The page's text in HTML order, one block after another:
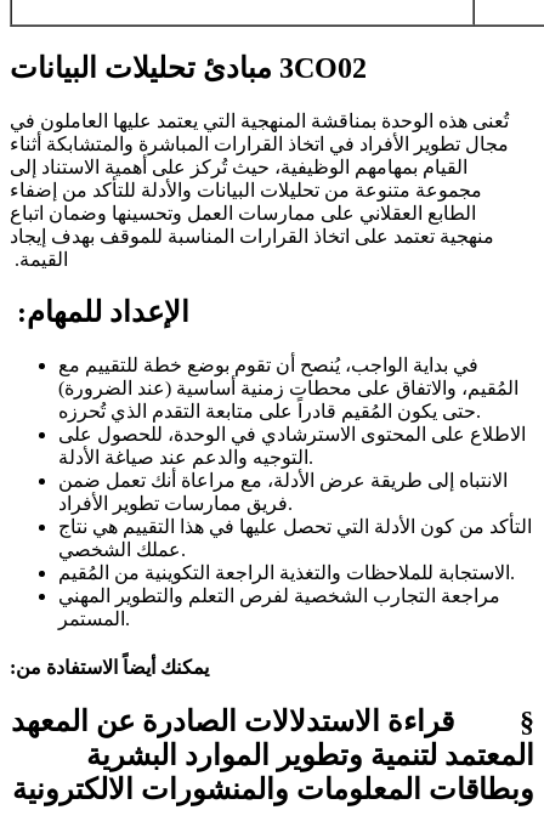
3CO02 مبادئ تحليلات البيانات
تُعنى هذه الوحدة بمناقشة المنهجية التي يعتمد عليها العاملون في
مجال تطوير الأفراد في اتخاذ القرارات المباشرة والمتشابكة أثناء
القيام بمهامهم الوظيفية، حيث تُركز على أهمية الاستناد إلى
مجموعة متنوعة من تحليلات البيانات والأدلة للتأكد من إضفاء
الطابع العقلاني على ممارسات العمل وتحسينها وضمان اتباع
منهجية تعتمد على اتخاذ القرارات المناسبة للموقف بهدف إيجاد
القيمة.
الإعداد للمهام:
في بداية الواجب، يُنصح أن تقوم بوضع خطة للتقييم مع
المُقيم، والاتفاق على محطات زمنية أساسية (عند الضرورة)
حتى يكون المُقيم قادراً على متابعة التقدم الذي تُحرزه.
الاطلاع على المحتوى الاسترشادي في الوحدة، للحصول على
التوجيه والدعم عند صياغة الأدلة.
الانتباه إلى طريقة عرض الأدلة، مع مراعاة أنك تعمل ضمن
فريق ممارسات تطوير الأفراد.
التأكد من كون الأدلة التي تحصل عليها في هذا التقييم هي نتاج
عملك الشخصي.
الاستجابة للملاحظات والتغذية الراجعة التكوينية من المُقيم.
مراجعة التجارب الشخصية لفرص التعلم والتطوير المهني
المستمر.
يمكنك أيضاً الاستفادة من:
§ قراءة الاستدلالات الصادرة عن المعهد
المعتمد لتنمية وتطوير الموارد البشرية
وبطاقات المعلومات والمنشورات الالكترونية